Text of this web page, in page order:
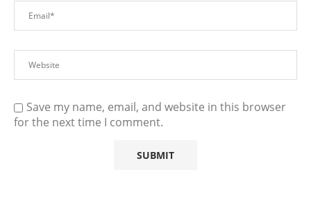
Save my name, email, and website in this browser
for the next time I comment.